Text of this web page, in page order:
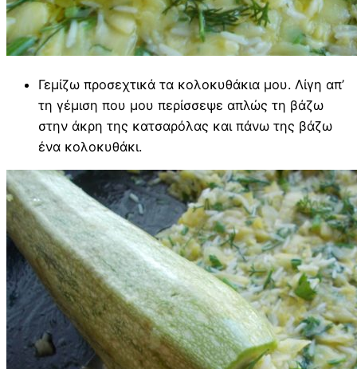
Γεμίζω προσεχτικά τα κολοκυθάκια μου. Λίγη απ’
τη γέμιση που μου περίσσεψε απλώς τη βάζω
στην άκρη της κατσαρόλας και πάνω της βάζω
ένα κολοκυθάκι.